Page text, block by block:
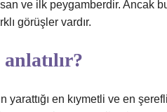
ve ilk peygamberdir. Ancak
görüşler vardır.
yarattığı en kıymetli ve en